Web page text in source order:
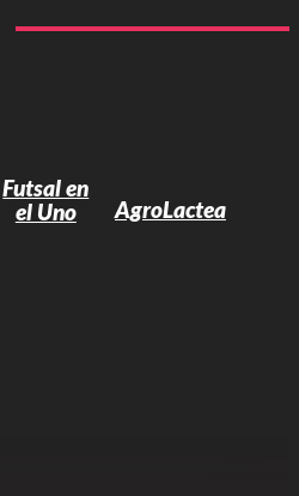
Futsal en
el Uno
AgroLactea